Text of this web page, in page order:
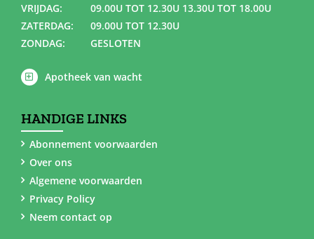
VRIJDAG:
09.00U TOT 12.30U 13.30U TOT 18.00U
ZATERDAG:
09.00U TOT 12.30U
ZONDAG:
GESLOTEN
Apotheek van wacht
HANDIGE LINKS
Abonnement voorwaarden
Over ons
Algemene voorwaarden
Privacy Policy
Neem contact op